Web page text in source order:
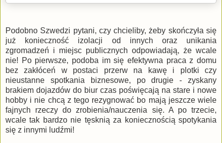
Podobno Szwedzi pytani, czy chcieliby, żeby skończyła się
już konieczność izolacji od innych oraz unikania
zgromadzeń i miejsc publicznych odpowiadają, że wcale
nie! Po pierwsze, podoba im się efektywna praca z domu
bez zakłóceń w postaci przerw na kawę i plotki czy
nieustanne spotkania biznesowe, po drugie - zyskany
brakiem dojazdów do biur czas poświęcają na stare i nowe
hobby i nie chcą z tego rezygnować bo mają jeszcze wiele
fajnych rzeczy do zrobienia/nauczenia się. A po trzecie,
wcale tak bardzo nie tęsknią za koniecznością spotykania
się z innymi ludźmi!